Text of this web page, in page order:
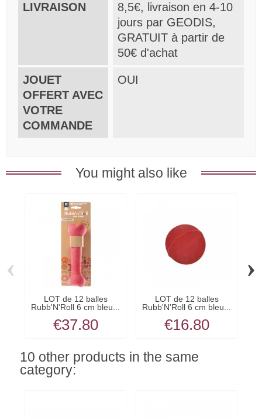
LIVRAISON
8,5€, livraison en 4-10
jours par GEODIS,
GRATUIT à partir de
50€ d'achat
JOUET
OFFERT AVEC
VOTRE
COMMANDE
OUI
You might also like
LOT de 12 balles
Rubb'N'Roll 6 cm bleu...
€37.80
LOT de 12 balles
Rubb'N'Roll 6 cm bleu...
€16.80
‹ ›
10 other products in the same
category: